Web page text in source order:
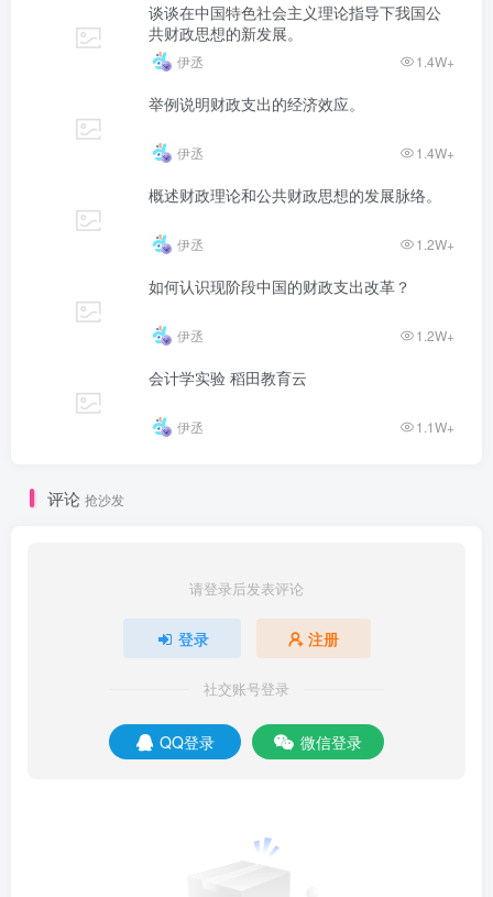
谈谈在中国特色社会主义理论指导下我国公
共财政思想的新发展。
伊丞 1.4W+
举例说明财政支出的经济效应。
伊丞 1.4W+
概述财政理论和公共财政思想的发展脉络。
伊丞 1.2W+
如何认识现阶段中国的财政支出改革？
伊丞 1.2W+
会计学实验 稻田教育云
伊丞 1.1W+
评论 抢沙发
请登录后发表评论
登录 注册
社交账号登录
QQ登录 微信登录